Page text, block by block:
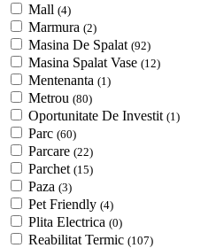
Mall (4)
Marmura (2)
Masina De Spalat (92)
Masina Spalat Vase (12)
Mentenanta (1)
Metrou (80)
Oportunitate De Investit (1)
Parc (60)
Parcare (22)
Parchet (15)
Paza (3)
Pet Friendly (4)
Plita Electrica (0)
Reabilitat Termic (107)